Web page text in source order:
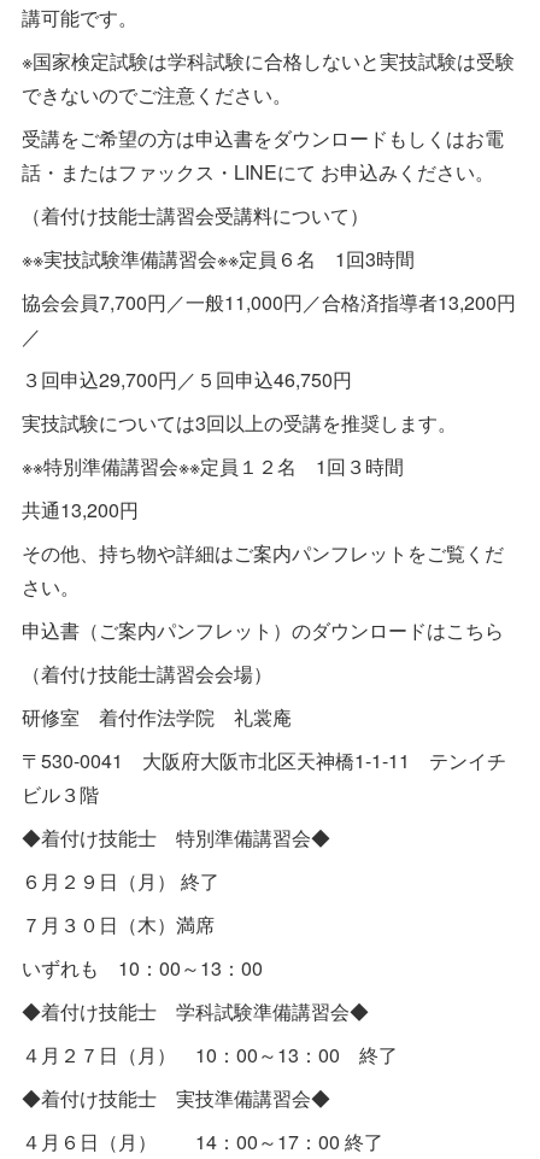
講可能です。
※国家検定試験は学科試験に合格しないと実技試験は受験
できないのでご注意ください。
受講をご希望の方は申込書をダウンロードもしくはお電
話・またはファックス・LINEにて お申込みください。
（着付け技能士講習会受講料について）
※※実技試験準備講習会※※定員６名 1回3時間
協会会員7,700円／一般11,000円／合格済指導者13,200円
／
３回申込29,700円／５回申込46,750円
実技試験については3回以上の受講を推奨します。
※※特別準備講習会※※定員１２名 1回３時間
共通13,200円
その他、持ち物や詳細はご案内パンフレットをご覧くだ
さい。
申込書（ご案内パンフレット）のダウンロードはこちら
（着付け技能士講習会会場）
研修室 着付作法学院 礼裳庵
〒530-0041 大阪府大阪市北区天神橋1-1-11 テンイチ
ビル３階
◆着付け技能士 特別準備講習会◆
６月２９日（月） 終了
７月３０日（木）満席
いずれも 10：00～13：00
◆着付け技能士 学科試験準備講習会◆
４月２７日（月） 10：00～13：00 終了
◆着付け技能士 実技準備講習会◆
４月６日（月） 14：00～17：00 終了